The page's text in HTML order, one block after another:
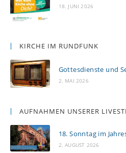
18. JUNI 2026
KIRCHE IM RUNDFUNK
Gottesdienste und
2. MAI 2026
AUFNAHMEN UNSERER
18. Sonntag im
2. AUGUST 2026